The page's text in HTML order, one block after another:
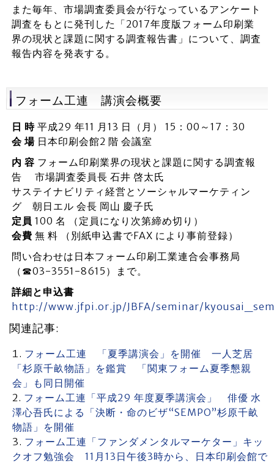
また毎年、市場調査委員会が行なっているアンケート
調査をもとに発刊した「2017年度版フォーム印刷業
界の現状と課題に関する調査報告書」について、調査
報告内容を発表する。
フォーム工連 講演会概要
日 時平成29 年11 月13 日（月） 15：00～17：30
会 場日本印刷会館2 階 会議室
内 容 フォーム印刷業界の現状と課題に関する調査報
告 市場調査委員長 石井 啓太氏
サステイナビリティ経営とソーシャルマーケティン
グ 朝日エル 会長 岡山 慶子氏
定員 100 名 （定員になり次第締め切り）
会費 無 料 （別紙申込書でFAX により事前登録）
問い合わせは日本フォーム印刷工業連合会事務局
（☎03-3551-8615）まで。
詳細と申込書
http://www.jfpi.or.jp/JBFA/seminar/
関連記事:
フォーム工連 「夏季講演会」を開催 一人芝居
「杉原千畝物語」を鑑賞 「関東フォーム夏季懇親
会」も同日開催
フォーム工連「平成29 年度夏季講演会」 俳優 水
澤心吾氏による「決断・命のビザ“SEMPO”杉原千畝
物語」を開催
フォーム工連「ファンダメンタルマーケター」キッ
クオフ勉強会 11月13日午後3時から、日本印刷会館で